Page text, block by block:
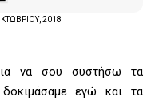
2018
να σου συστήσω τα
εγώ και τα